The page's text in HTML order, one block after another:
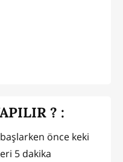
? :
önce keki
5 dakika